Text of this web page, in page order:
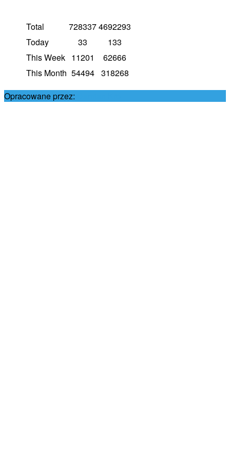
Total 7283374692293
Today
33
133
This Week 11201
62666
This Month 54494 318268
Opracowane przez: